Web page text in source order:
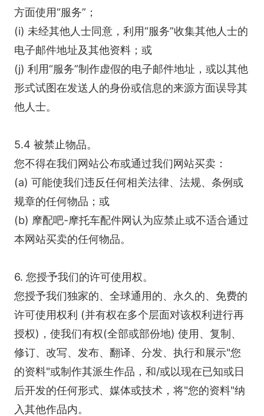
方面使用“服务”；
(i) 未经其他人士同意，利用“服务”收集其他人士的
电子邮件地址及其他资料；或
(j) 利用“服务”制作虚假的电子邮件地址，或以其他
形式试图在发送人的身份或信息的来源方面误导其
他人士。
5.4 被禁止物品。
您不得在我们网站公布或通过我们网站买卖：
(a) 可能使我们违反任何相关法律、法规、条例或
规章的任何物品；或
(b) 摩配吧-摩托车配件网认为应禁止或不适合通过
本网站买卖的任何物品。
6. 您授予我们的许可使用权。
您授予我们独家的、全球通用的、永久的、免费的
许可使用权利 (并有权在多个层面对该权利进行再
授权)，使我们有权(全部或部份地) 使用、复制、
修订、改写、发布、翻译、分发、执行和展示"您
的资料"或制作其派生作品，和/或以现在已知或日
后开发的任何形式、媒体或技术，将"您的资料"纳
入其他作品内。